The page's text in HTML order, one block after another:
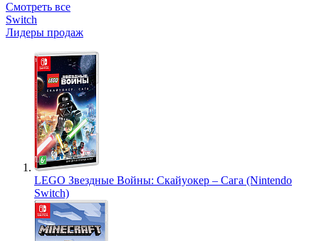
Смотреть все
Switch
Лидеры продаж
LEGO Звездные Войны: Скайуокер – Сага (Nintendo
Switch)